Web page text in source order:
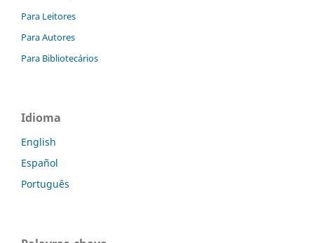
Para Leitores
Para Autores
Para Bibliotecários
Idioma
English
Español
Português